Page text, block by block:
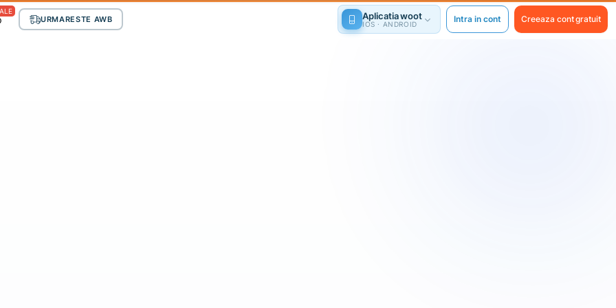
URMARESTE AWB Aplicatia woot
IOS · ANDROID Intra in cont Creeaza cont gratuit